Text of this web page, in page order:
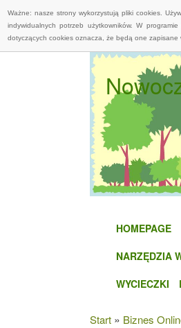
Ważne: nasze strony wykorzystują pliki cookies.
indywidualnych potrzeb użytkowników. W
dotyczących cookies oznacza, że będą one zapisane
HOMEPAGE
NARZĘDZIA
WYCIECZKI
Start » Biznes